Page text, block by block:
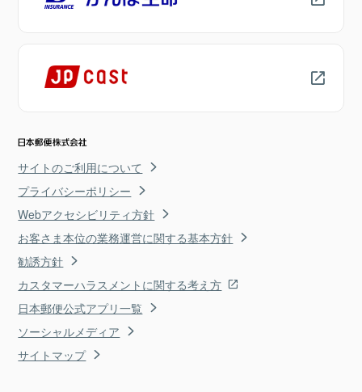
サイトのご利用について
プライバシーポリシー
Webアクセシビリティ方針
お客さま本位の業務運営に関する基本方針
勧誘方針
カスタマーハラスメントに関する考え方
日本郵便公式アプリ一覧
ソーシャルメディア
サイトマップ